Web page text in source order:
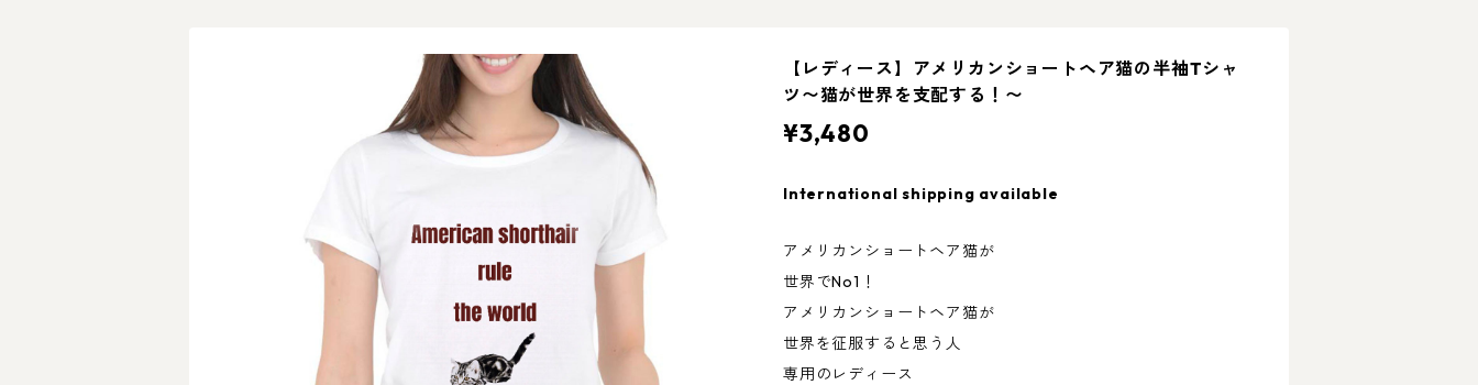
【レディース】アメリカンショートヘア猫の半袖Tシャ
ツ〜猫が世界を支配する！〜
¥3,480
International shipping available
アメリカンショートヘア猫が
世界でNo1！
アメリカンショートヘア猫が
世界を征服すると思う人
専用のレディース